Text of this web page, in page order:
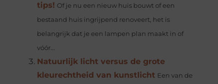
tips! Of je nu een nieuw huis bouwt of een
bestaand huis ingrijpend renoveert, het is
belangrijk dat je een lampen plan maakt in of
vóór...
Natuurlijk licht versus de grote
kleurechtheid van kunstlicht Een van de